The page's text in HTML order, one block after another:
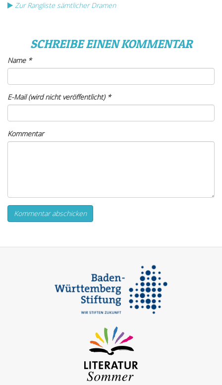
Zur Rangliste sämtlicher Dramen
SCHREIBE EINEN KOMMENTAR
Name*
E-Mail (wird nicht veröffentlicht)*
Kommentar